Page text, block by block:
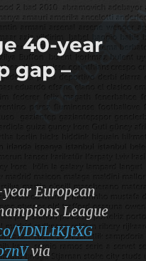
40-year
gap –
European
League
VDNLtKJtXG
via